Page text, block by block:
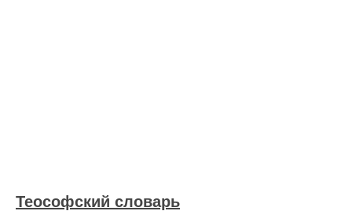
Теософский словарь